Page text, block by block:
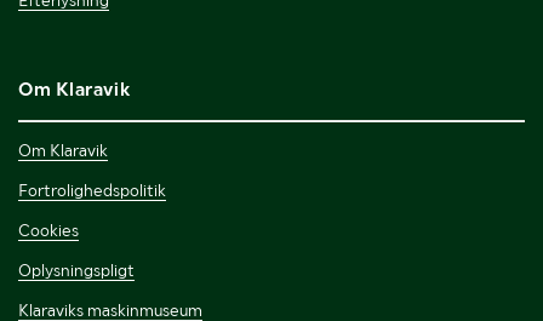
Om Klaravik
Om Klaravik
Fortrolighedspolitik
Cookies
Oplysningspligt
Klaraviks maskinmuseum